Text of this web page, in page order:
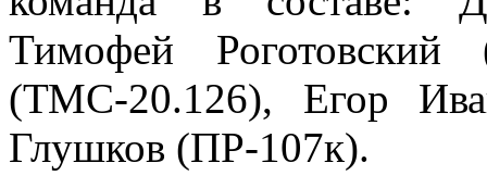
Тимофей
(ТМС-20.126), Егор
Глушков (ПР-107к).